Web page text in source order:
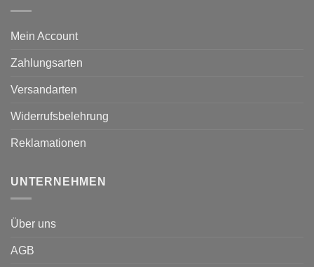
Mein Account
Zahlungsarten
Versandarten
Widerrufsbelehrung
Reklamationen
UNTERNEHMEN
Über uns
AGB